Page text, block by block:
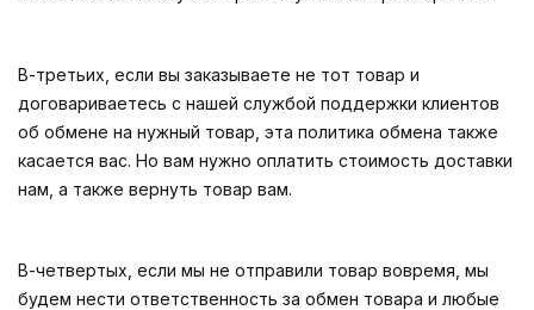
В-третьих, если вы заказываете не тот товар и
договариваетесь с нашей службой поддержки клиентов
об обмене на нужный товар, эта политика обмена также
касается вас. Но вам нужно оплатить стоимость доставки
нам, а также вернуть товар вам.
В-четвертых, если мы не отправили товар вовремя, мы
будем нести ответственность за обмен товара и любые